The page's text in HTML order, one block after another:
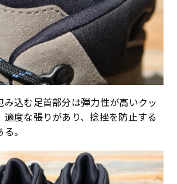
み込む足首部分は弾力性が高いクッ
適度な張りがあり、捻挫を防止する
。